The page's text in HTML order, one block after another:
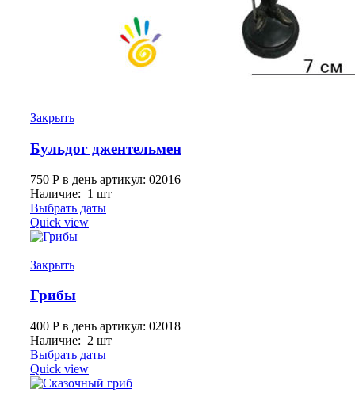
Закрыть
Бульдог джентельмен
750 Р в день артикул: 02016
Наличие: 1 шт
Выбрать даты
Quick view
Закрыть
Грибы
400 Р в день артикул: 02018
Наличие: 2 шт
Выбрать даты
Quick view